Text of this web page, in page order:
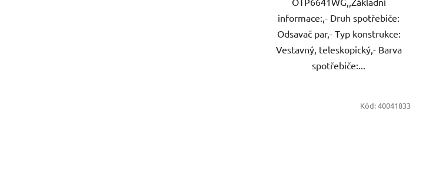
informace:,- Druh spotřebiče:
Odsavač par,- Typ konstrukce:
Vestavný, teleskopický,- Barva
spotřebiče:...
Kód:40041833